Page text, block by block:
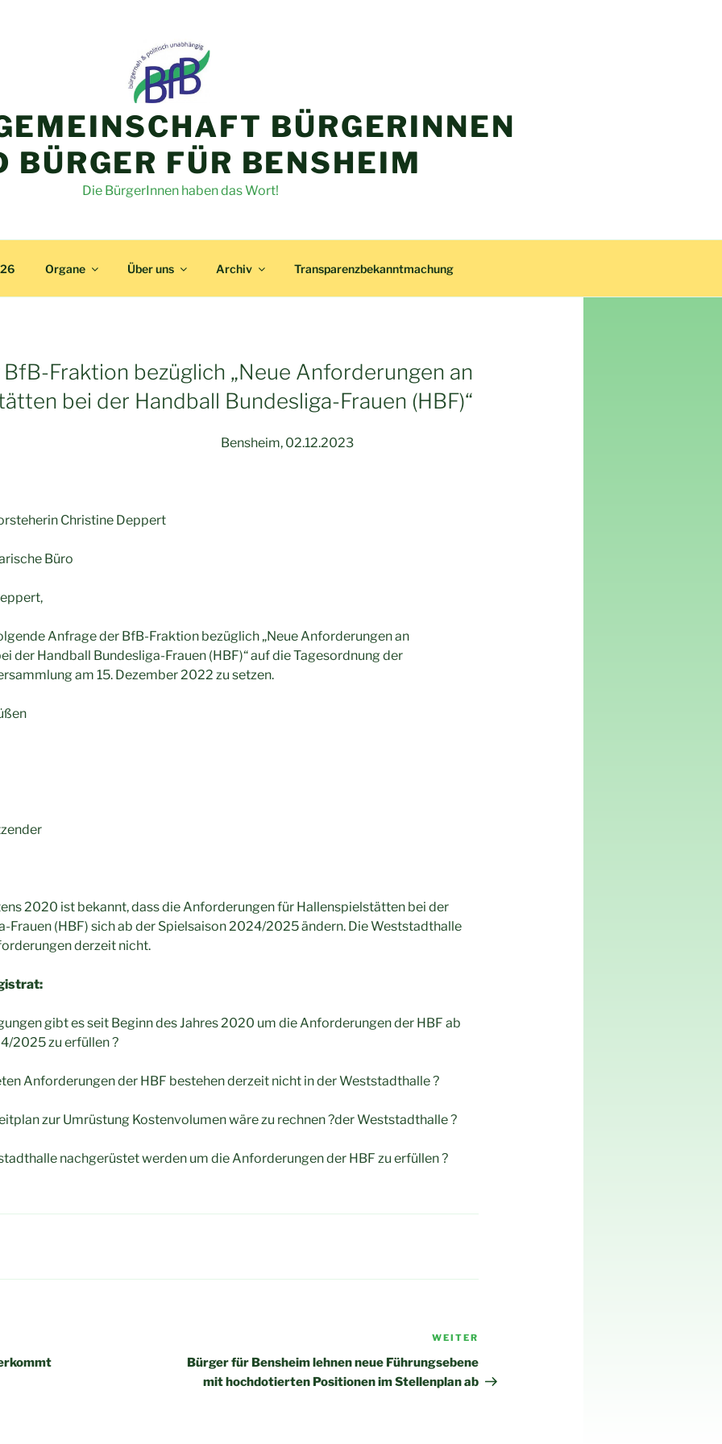
BÜRGERINNEN
BÜRGER FÜR BENSHEIM
Die BürgerInnen haben das Wort!
Organe Über uns Archiv Transparenzbekanntmachung
Fraktion bezüglich „Neue Anforderungen an
bei der Handball Bundesliga-Frauen (HBF)“
Bensheim, 02.12.2023
Christine Deppert
Büro
Anfrage der BfB-Fraktion bezüglich „Neue Anforderungen an
der Handball Bundesliga-Frauen (HBF)“ auf die Tagesordnung der
am 15. Dezember 2022 zu setzen.
2020 ist bekannt, dass die Anforderungen für Hallenspielstätten bei der
Frauen (HBF) sich ab der Spielsaison 2024/2025 ändern. Die Weststadthalle
derzeit nicht.
gibt es seit Beginn des Jahres 2020 um die Anforderungen der HBF ab
2025 zu erfüllen ?
Anforderungen der HBF bestehen derzeit nicht in der Weststadthalle ?
zur Umrüstung Kostenvolumen wäre zu rechnen ?der Weststadthalle ?
nachgerüstet werden um die Anforderungen der HBF zu erfüllen ?
Beitrag
WEITER
Bürger für Bensheim lehnen neue Führungsebene
mit hochdotierten Positionen im Stellenplan ab